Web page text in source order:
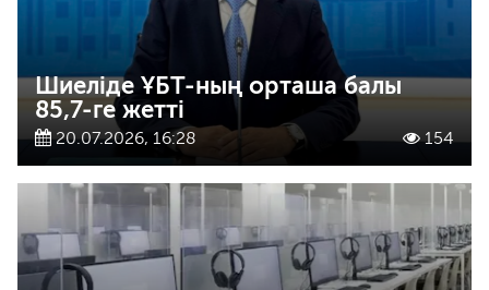
Шиеліде ҰБТ-ның орташа балы
85,7-ге жетті
20.07.2026, 16:28 154